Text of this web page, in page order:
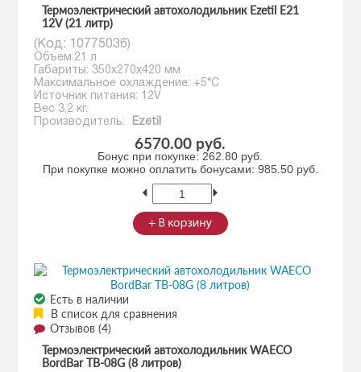
Термоэлектрический автохолодильник Ezetil E21
12V (21 литр)
(Код: 10775036)
Объем:21 л
Габариты: 350x270x420 мм
Максимальное охлаждение: +5*С
Источник питания: 12V
Вес 3,2 кг.
Производитель:
Ezetil
6570.00 руб.
Бонус при покупке: 262.80 руб.
При покупке можно оплатить бонусами: 985.50 руб.
Есть в наличии
В список для сравнения
Отзывов (4)
Термоэлектрический автохолодильник WAECO
BordBar TB-08G (8 литров)